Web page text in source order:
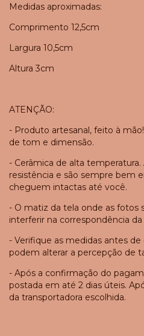
Medidas aproximadas:
Comprimento 12,5cm
Largura 10,5cm
Altura 3cm
ATENÇÃO:
- Produto artesanal, feito à
de tom e dimensão.
- Cerâmica de alta
resistência e são sempre bem
cheguem intactas até você.
- O matiz da tela onde as fotos
interferir na correspondência da
- Verifique as medidas antes
podem alterar a percepção de
- Após a confirmação do
postada em até 2 dias úteis.
da transportadora escolhida.